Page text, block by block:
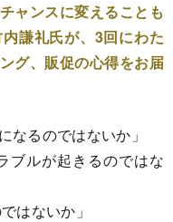
ャンスに変えることも
謙礼氏が、3回にわた
グ、販促の心得をお届
なるのではないか」
ブルが起きるのではな
はないか」